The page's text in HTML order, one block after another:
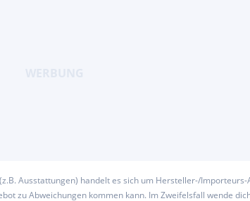
Ausstattungen) handelt es sich um Hersteller-/
zu Abweichungen kommen kann. Im Zweifelsfall wende